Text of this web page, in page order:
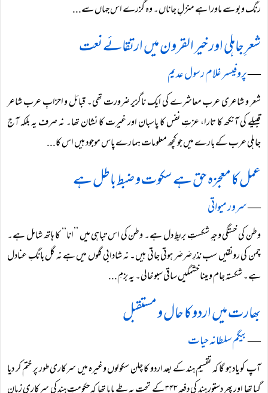
رنگ و بو سے ماورا ہے منزلِ جاناں۔ وہ گزرے اس جہاں سے...
شعرِ جاہلی اور خیر القرون میں ارتقائے نعت
―پروفیسر غلام رسول عدیم
شعر و شاعری عرب معاشرے کی ایک ناگزیر ضرورت تھی۔ قبائل و احزابِ عرب شاعر
قبیلے کی آنکھ کا تارا، عزتِ نفس کا پاسبان اور غیرت کا نشان تھا۔ نہ صرف یہ بلکہ آج
جاہلی عرب کے بارے میں جو کچھ معلومات ہمارے پاس موجود ہیں اس کا...
عمل کا معجزہ حق ہے سکوت و ضبط باطل ہے
―سرور میواتی
وطن کی خستگی وجہِ شکستِ بربطِ دل ہے۔ وطن کی اس تباہی میں ’’انا‘‘ کا ہاتھ شامل ہے۔
چمن کی رونقیں سب نذرِ صَرصَر ہوتی جاتی ہیں۔ نہ شادابی گلوں میں ہے نہ گل بانگِ عنادل
ہے۔ شکستہ جام و مینا خشمگیں ساقی سبو خالی۔ یہ بزمِ...
بھارت میں اردو کا حال و مستقبل
―بیگم سلطانہ حیات
آپ کو یاد ہو گا کہ تقسیمِ ہند کے بعد اردو کا چلن سکولوں وغیرہ میں سرکاری طور پر ختم کر دیا